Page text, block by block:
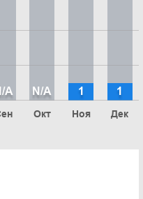
A
Окт
N/A
Ноя
1
Дек
1